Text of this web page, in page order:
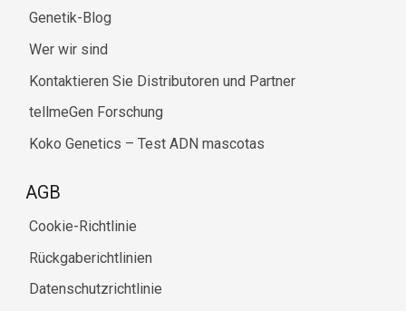
Genetik-Blog
Wer wir sind
Kontaktieren Sie Distributoren und Partner
tellmeGen Forschung
Koko Genetics – Test ADN mascotas
AGB
Cookie-Richtlinie
Rückgaberichtlinien
Datenschutzrichtlinie